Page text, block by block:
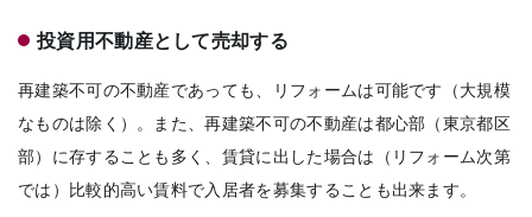
投資用不動産として売却する
再建築不可の不動産であっても、リフォームは可能です（大規模
なものは除く）。また、再建築不可の不動産は都心部（東京都区
部）に存することも多く、賃貸に出した場合は（リフォーム次第
では）比較的高い賃料で入居者を募集することも出来ます。